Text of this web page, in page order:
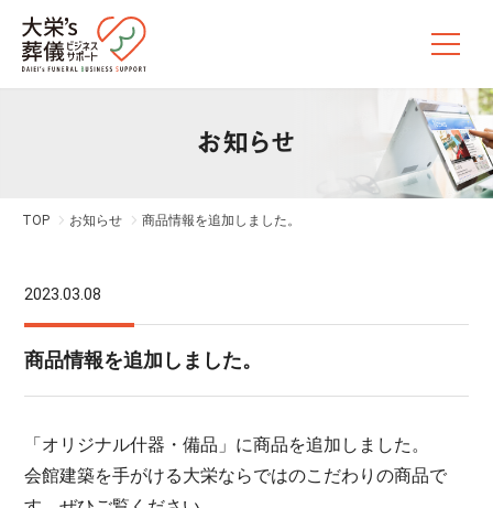
お知らせ
TOP お知らせ 商品情報を追加しました。
2023.03.08
商品情報を追加しました。
「オリジナル什器・備品」に商品を追加しました。
会館建築を手がける大栄ならではのこだわりの商品で